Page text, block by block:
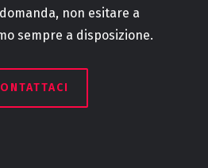
non esitare a
sempre a disposizione.